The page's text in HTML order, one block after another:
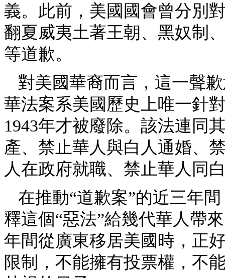
義。此前，美國國會曾分別
翻夏威夷土著王朝、黑奴制
等道歉。
對美國華裔而言，這一聲
華法案系美國歷史上唯一針
1943年才被廢除。該法連同
產、禁止華人與白人通婚、
人在政府就職、禁止華人同
在推動“道歉案”的近三年
釋這個“惡法”給幾代華人帶
年間從廣東移居美國時，正
限制，不能擁有投票權，不